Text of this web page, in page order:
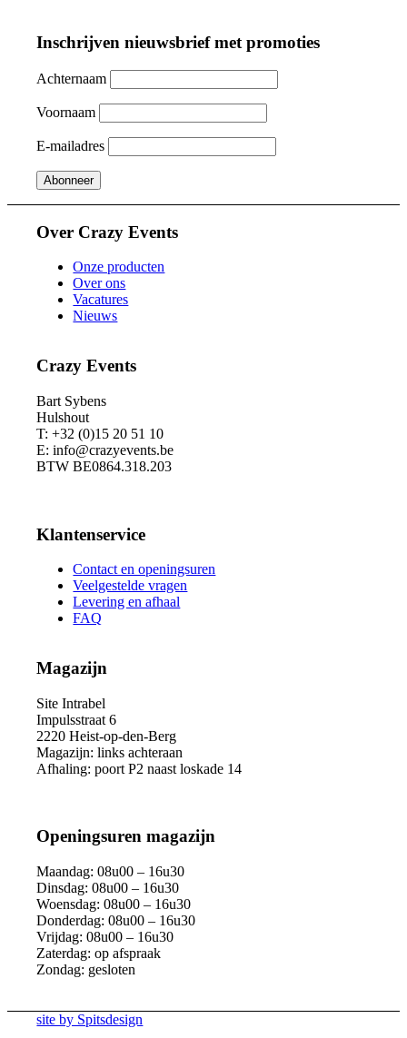
Inschrijven nieuwsbrief met promoties
Achternaam
Voornaam
E-mailadres
Over Crazy Events
Onze producten
Over ons
Vacatures
Nieuws
Crazy Events
Bart Sybens
Hulshout
T: +32 (0)15 20 51 10
E: info@crazyevents.be
BTW BE0864.318.203
Klantenservice
Contact en openingsuren
Veelgestelde vragen
Levering en afhaal
FAQ
Magazijn
Site Intrabel
Impulsstraat 6
2220 Heist-op-den-Berg
Magazijn: links achteraan
Afhaling: poort P2 naast loskade 14
Openingsuren magazijn
Maandag: 08u00 – 16u30
Dinsdag: 08u00 – 16u30
Woensdag: 08u00 – 16u30
Donderdag: 08u00 – 16u30
Vrijdag: 08u00 – 16u30
Zaterdag: op afspraak
Zondag: gesloten
site by Spitsdesign